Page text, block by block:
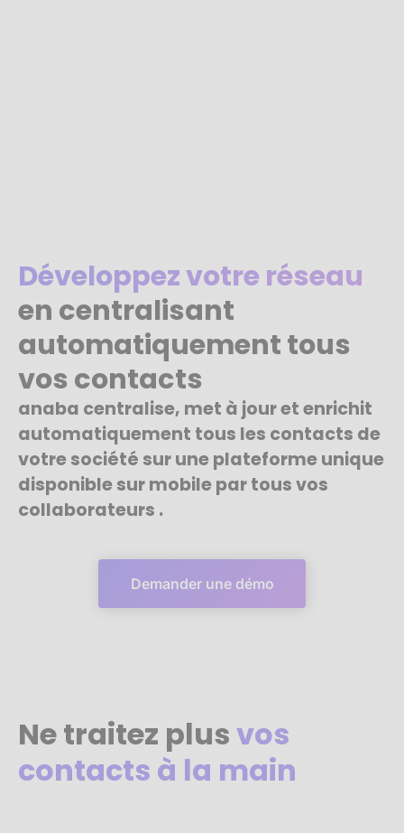
Développez votre réseau
en centralisant
automatiquement tous
vos contacts
anaba centralise, met à jour et enrichit
automatiquement tous les contacts de
votre société sur une plateforme unique
disponible sur mobile par tous vos
collaborateurs .
Demander une démo
Ne traitez plusvos
contacts à la main